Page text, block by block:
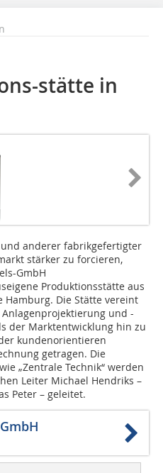
stätte in
anderer fabrikgefertigter
stärker zu forcieren,
GmbH
Produktionsstätte aus
Die Stätte vereint
und -
der Marktentwicklung hin zu
kundenorientieren
getragen. Die
„Zentrale Technik“ werden
Leiter Michael Hendriks –
Peter – geleitet.